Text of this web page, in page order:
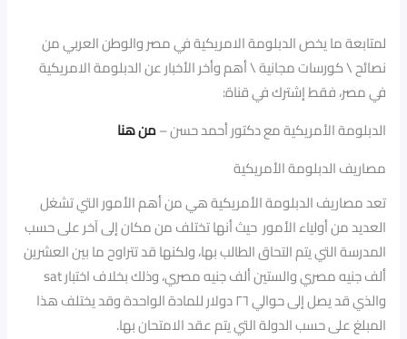
لمتابعة ما يخص الدبلومة الامريكية في مصر والوطن العربي من
نصائح \ كورسات مجانية \ أهم وأخر الأخبار عن الدبلومة الامريكية
في مصر، فقط إشترك في قناة:
الدبلومة الأمريكية مع دكتور أحمد حسن –من هنا
مصاريف الدبلومة الأمريكية
تعد مصاريف الدبلومة الأمريكية هي من أهم الأمور التي تشغل
العديد من أولياء الأمور حيث أنها تختلف من مكان إلى آخر على حسب
المدرسة التي يتم التحاق الطالب بها، ولكنها قد تتراوح ما بين العشرين
ألف جنيه مصري والستين ألف جنيه مصري، وذلك بخلاف اختبار sat
والذي قد يصل إلى حوالي ٢٦ دولار للمادة الواحدة وقد يختلف هذا
المبلغ على حسب الدولة التي يتم عقد الامتحان بها.